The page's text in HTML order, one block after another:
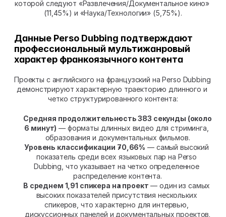
которой следуют «Развлечения/Документальное кино»
(11,45%) и «Наука/Технологии» (5,75%).
Данные Perso Dubbing подтверждают
профессиональный мультижанровый
характер франкоязычного контента
Проекты с английского на французский на Perso Dubbing
демонстрируют характерную траекторию длинного и
четко структурированного контента:
Средняя продолжительность 383 секунды (около
6 минут) — форматы длинных видео для стриминга,
образования и документальных фильмов.
Уровень классификации 70,66% — самый высокий
показатель среди всех языковых пар на Perso
Dubbing, что указывает на четко определенное
распределение контента.
В среднем 1,91 спикера на проект — один из самых
высоких показателей присутствия нескольких
спикеров, что характерно для интервью,
дискуссионных панелей и документальных проектов.